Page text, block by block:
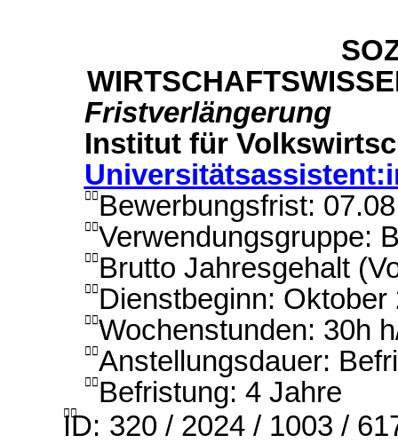
Fristverlängerung
Institut für
 Bewerbungsfrist:
Verwendungsgruppe:
 Brutto Jahresgehalt
 Dienstbeginn: Oktober
Wochenstunden: 30h
Anstellungsdauer:
 Befristung: 4 Jahre

ID: 320 / 2024 / 1003 /